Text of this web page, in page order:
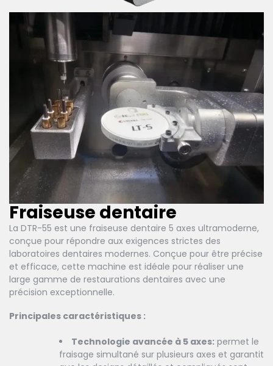
Fraiseuse dentaire
La DTR-55 est une fraiseuse dentaire 5 axes ultramoderne,
conçue pour répondre aux exigences strictes des
laboratoires dentaires modernes. Conçue pour être précise
et efficace, cette machine est idéale pour réaliser une
large gamme de restaurations dentaires avec une
précision exceptionnelle.
Principales caractéristiques :
Technologie avancée à 5 axes: permet le
fraisage simultané sur plusieurs axes et garantit